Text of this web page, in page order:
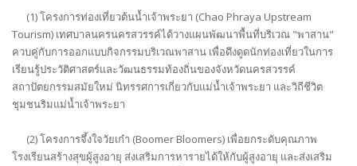
(1) โครงการท่องเที่ยวต้นน้ำเจ้าพระยา (Chao Phraya Upstream
Tourism) เทศบาลนครนครสวรรค์ได้วางแผนพัฒนาพื้นที่บริเวณ "พาสาน"
ควบคู่กับการออกแบบกิจกรรมบริเวณพาสาน เพื่อดึงดูดนักท่องเที่ยวในการ
เรียนรู้ประวัติศาสตร์และวัฒนธรรมท้องถิ่นของจังหวัดนครสวรรค์
สถาปัตยกรรมสมัยใหม่ นิทรรศการเกี่ยวกับแม่น้ำเจ้าพระยา และวิถีชีวิต
ชุมชนริมแม่น้ำเจ้าพระยา
(2) โครงการจึ้งใจวัยเก๋า (Boomer Bloomers) เพื่อยกระดับคุณภาพ
โรงเรียนสร้างสุขผู้สูงอายุ ส่งเสริมการหารายได้ให้กับผู้สูงอายุ และส่งเสริม